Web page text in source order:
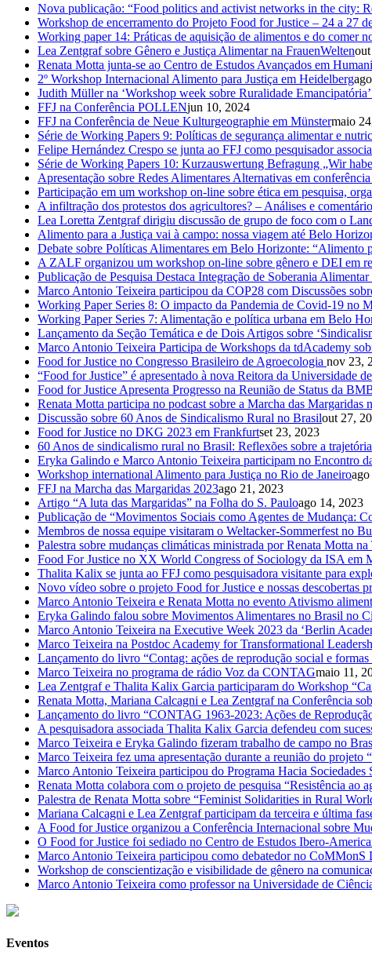
Nova publicação: “Food politics and activist networks in the city:
Workshop de encerramento do Projeto Food for Justice – 24 a 27
Working paper 14: Práticas de aquisição de alimentos e do comer
Lea Zentgraf sobre Gênero e Justiça Alimentar na FrauenWelten
Renata Motta junta-se ao Centro de Estudos Avançados em
2º Workshop Internacional Alimento para Justiça em Heidelberg
Judith Müller na ‘Workshop week sobre Ruralidade
FFJ na Conferência POLLENjun 10, 2024
FFJ na Conferência de Neue Kulturgeographie em Münstermaio
Série de Working Papers 9: Políticas de segurança alimentar e
Felipe Hernández Crespo se junta ao FFJ como pesquisador
Série de Working Papers 10: Kurzauswertung Befragung „Wir
Apresentação sobre Redes Alimentares Alternativas em
Participação em um workshop on-line sobre ética em pesquisa,
A infiltração dos protestos dos agricultores? – Análises e
Lea Loretta Zentgraf dirigiu discussão de grupo de foco com o
Alimento para a Justiça vai à campo: nossa viagem até Belo
Debate sobre Políticas Alimentares em Belo Horizonte: “Alimento
A ZALF organizou um workshop on-line sobre gênero e DEI em
Publicação de Pesquisa Destaca Integração de Soberania
Marco Antonio Teixeira participou da COP28 com Discussões
Working Paper Series 8: O impacto da Pandemia de Covid-19 no
Working Paper Series 7: Alimentação e política urbana em Belo
Lançamento da Seção Temática e de Dois Artigos sobre
Marco Antonio Teixeira Participa de Workshops da tdAcademy
Food for Justice no Congresso Brasileiro de Agroecologia nov 23,
“Food for Justice” é apresentado à nova Reitora da Universidade
Food for Justice Apresenta Progresso na Reunião de Status da
Renata Motta participa no podcast sobre a Marcha das Margaridas
Discussão sobre 60 Anos de Sindicalismo Rural no Brasilout 27,
Food for Justice no DKG 2023 em Frankfurtset 23, 2023
60 Anos de sindicalismo rural no Brasil: Reflexões sobre a
Eryka Galindo e Marco Antonio Teixeira participam no Encontro
Workshop international Alimento para Justiça no Rio de Janeiro
FFJ na Marcha das Margaridas 2023ago 21, 2023
Artigo “A luta das Margaridas” na Folha do S. Pauloago 14, 2023
Publicação de “Movimentos Sociais como Agentes de Mudança:
Membros de nossa equipe visitaram o Weltacker-Sommerfest no
Palestra sobre mudanças climáticas ministrada por Renata Motta
Food For Justice no XX World Congress of Sociology da ISA em
Thalita Kalix se junta ao FFJ como pesquisadora visitante para
Novo vídeo sobre o projeto Food for Justice e nossas descobertas
Marco Antonio Teixeira e Renata Motta no evento Ativismo
Eryka Galindo falou sobre Movimentos Alimentares no Brasil no
Marco Antonio Teixeira na Executive Week 2023 da ‘Berlin
Marco Teixeira na Postdoc Academy for Transformational
Lançamento do livro “Contag: ações de reprodução social e
Marco Teixeira no programa de rádio Voz da CONTAGmaio 11,
Lea Zentgraf e Thalita Kalix Garcia participaram do Workshop
Renata Motta, Mariana Calcagni e Lea Zentgraf na Conferência
Lançamento do livro “CONTAG 1963-2023: Ações de
A pesquisadora associada Thalita Kalix Garcia defendeu com
Marco Teixeira e Eryka Galindo fizeram trabalho de campo no
Marco Teixeira fez uma apresentação durante a reunião do
Marco Antonio Teixeira participou do Programa Hacia
Renata Motta colabora com o projeto de pesquisa “Resistência ao
Palestra de Renata Motta sobre “Feminist Solidarities in Rural
Mariana Calcagni e Lea Zentgraf participam da terceira e última
A Food for Justice organizou a Conferência Internacional sobre
O Food for Justice foi sediado no Centro de Estudos Ibero-
Marco Antonio Teixeira participou como debatedor no CoMMonS
Workshop de conscientização e visibilidade de gênero na
Marco Antonio Teixeira como professor na Universidade de
Eventos